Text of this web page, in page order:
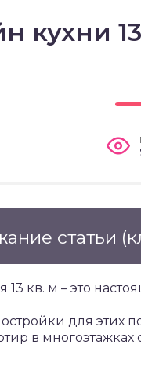
кухни
статьи
13 кв. м – это
для
в